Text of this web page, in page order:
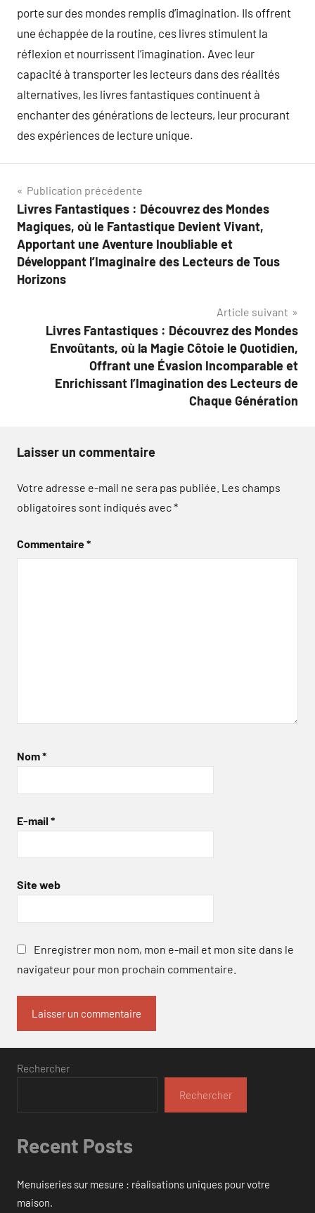
porte sur des mondes remplis d’imagination. Ils offrent
une échappée de la routine, ces livres stimulent la
réflexion et nourrissent l’imagination. Avec leur
capacité à transporter les lecteurs dans des réalités
alternatives, les livres fantastiques continuent à
enchanter des générations de lecteurs, leur procurant
des expériences de lecture unique.
Navigation
de
l’article
Publication précédente
Livres Fantastiques : Découvrez des Mondes
Magiques, où le Fantastique Devient Vivant,
Apportant une Aventure Inoubliable et
Développant l’Imaginaire des Lecteurs de Tous
Horizons
Article suivant
Livres Fantastiques : Découvrez des Mondes
Envoûtants, où la Magie Côtoie le Quotidien,
Offrant une Évasion Incomparable et
Enrichissant l’Imagination des Lecteurs de
Chaque Génération
Laisser un commentaire
Votre adresse e-mail ne sera pas publiée. Les champs
obligatoires sont indiqués avec*
Commentaire*
Nom*
E-mail *
Site web
Enregistrer mon nom, mon e-mail et mon site dans le
navigateur pour mon prochain commentaire.
Rechercher
Rechercher
Recent Posts
Menuiseries sur mesure : réalisations uniques pour votre
maison.